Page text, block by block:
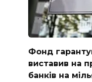
Фонд
виставив на
банків на